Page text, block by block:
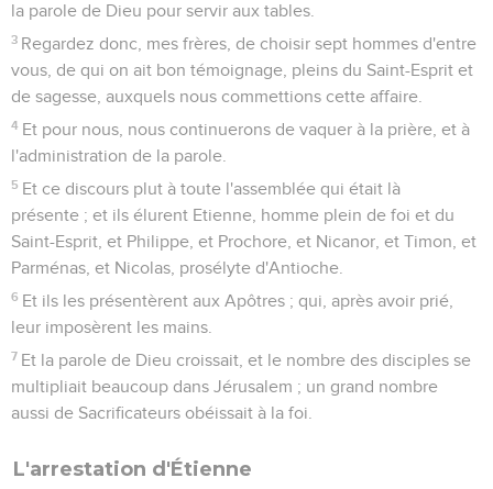
la parole de Dieu pour servir aux tables.
3 Regardez donc, mes frères, de choisir sept hommes d'entre
vous, de qui on ait bon témoignage, pleins du Saint-Esprit et
de sagesse, auxquels nous commettions cette affaire.
4 Et pour nous, nous continuerons de vaquer à la prière, et à
l'administration de la parole.
5 Et ce discours plut à toute l'assemblée qui était là
présente ; et ils élurent Etienne, homme plein de foi et du
Saint-Esprit, et Philippe, et Prochore, et Nicanor, et Timon, et
Parménas, et Nicolas, prosélyte d'Antioche.
6 Et ils les présentèrent aux Apôtres ; qui, après avoir prié,
leur imposèrent les mains.
7 Et la parole de Dieu croissait, et le nombre des disciples se
multipliait beaucoup dans Jérusalem ; un grand nombre
aussi de Sacrificateurs obéissait à la foi.
L'arrestation d'Étienne